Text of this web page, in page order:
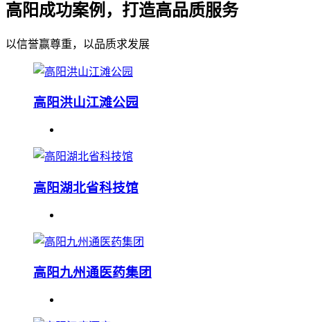
高阳成功案例，打造高品质服务
以信誉赢尊重，以品质求发展
高阳洪山江滩公园
高阳湖北省科技馆
高阳九州通医药集团